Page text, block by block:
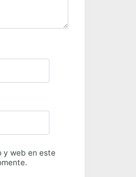
y web en este